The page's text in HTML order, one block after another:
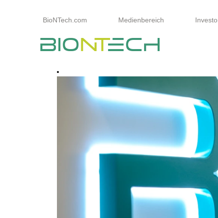
BioNTech.com Medienbereich
Stellen